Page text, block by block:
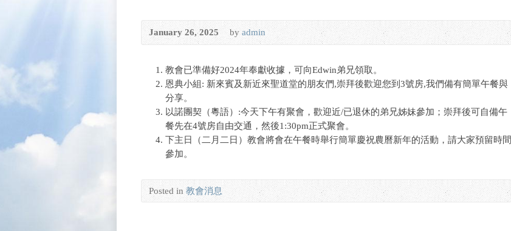
January 26, 2025 by admin
教會已準備好2024年奉獻收據，可向Edwin弟兄領取。
恩典小組: 新來賓及新近來聖道堂的朋友們,崇拜後歡迎您到3號房,我們備有簡單午餐與
分享。
以諾團契（粵語）:今天下午有聚會，歡迎近/已退休的弟兄姊妹參加；崇拜後可自備午
餐先在4號房自由交通，然後1:30pm正式聚會。
下主日（二月二日）教會將會在午餐時舉行簡單慶祝農曆新年的活動，請大家預留時間
參加。
Posted in教會消息